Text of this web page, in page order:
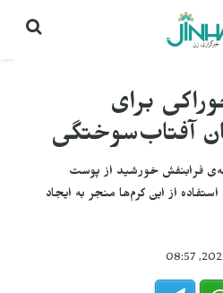
برای
آفتاب‌سوختگی
فرابنفش خورشید از پوست
از این کرم‌ها منجر بە ایجاد